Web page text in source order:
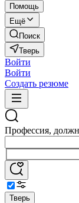
Помощь
Ещё
Поиск
Тверь
Войти
Войти
Создать резюме
Профессия,
Тверь